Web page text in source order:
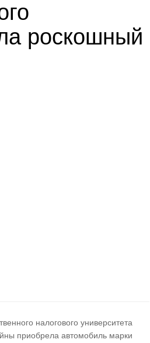
роскошный
налогового университета
приобрела автомобиль марки